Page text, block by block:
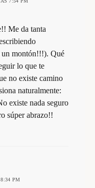
Me da tanta
un montón!!!). Qué
lo que te
no existe camino
naturalmente:
existe nada seguro
súper abrazo!!
PM